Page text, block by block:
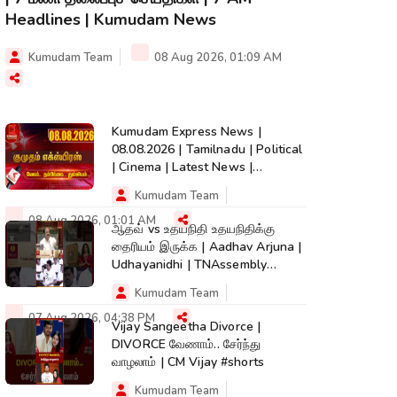
Headlines | Kumudam News
Kumudam Team 08 Aug 2026, 01:09 AM
Kumudam Express News |
08.08.2026 | Tamilnadu | Political
| Cinema | Latest News |
Kumudam News
Kumudam Team
08 Aug 2026, 01:01 AMஆதவ் vs உதயநிதி உதயநிதிக்கு
தைரியம் இருக்க | Aadhav Arjuna |
Udhayanidhi | TNAssembly
#shorts
Kumudam Team
07 Aug 2026, 04:38 PMVijay Sangeetha Divorce |
DIVORCE வேணாம்.. சேர்ந்து
வாழலாம் | CM Vijay #shorts
Kumudam Team